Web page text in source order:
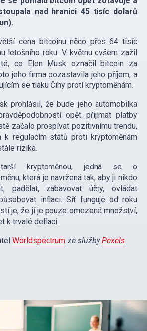
nad hranici 45 tisíc dolarů
cena bitcoinu něco přes 64 tisíc
letošního roku. V květnu ovšem zažil
co Elon Musk označil bitcoin za
jeho firma pozastavila jeho příjem, a
se tlaku Číny proti kryptoměnám.
prohlásil, že bude jeho automobilka
opět přijímat platby
začalo prospívat pozitivnímu trendu,
k regulacím států proti kryptoměnám
rizika.
kryptoměnou, jedná se o
která je navržená tak, aby ji nikdo
padělat, zabavovat účty, ovládat
inflaci. Síť funguje od roku
je, že jí je pouze omezené množství,
k trvalé deflaci.
Worldspectrum ze službyPexels